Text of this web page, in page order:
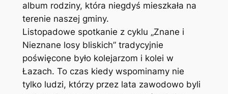
album rodziny, która niegdyś mieszkała na
terenie naszej gminy.
Listopadowe spotkanie z cyklu „Znane i
Nieznane losy bliskich” tradycyjnie
poświęcone było kolejarzom i kolei w
Łazach. To czas kiedy wspominamy nie
tylko ludzi, którzy przez lata zawodowo byli